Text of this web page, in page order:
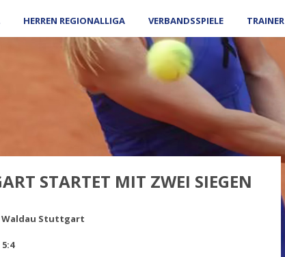
HERREN REGIONALLIGA VERBANDSSPIELE TRAINER
STARTET MIT ZWEI SIEGEN
Waldau Stuttgart